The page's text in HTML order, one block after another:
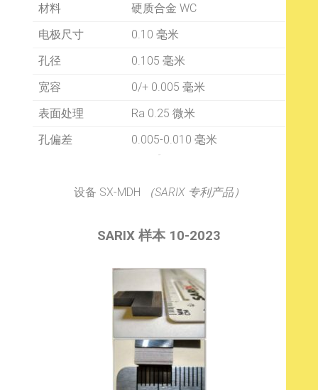
材料
硬质合金 WC
电极尺寸
0.10 毫米
孔径
0.105 毫米
宽容
0/+ 0.005 毫米
表面处理
Ra 0.25 微米
孔偏差
0.005-0.010 毫米
设备 SX-MDH （SARIX 专利产品）
SARIX 样本 10-2023